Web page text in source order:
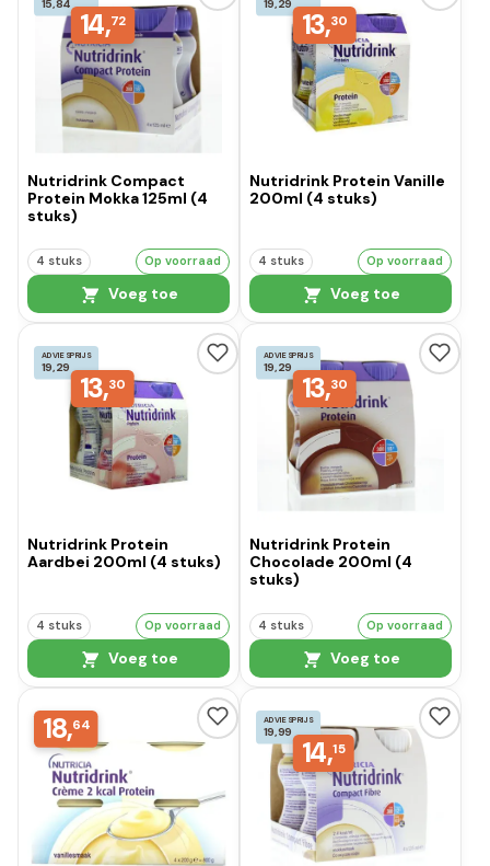
14,72
Nutridrink Compact
Protein Mokka 125ml (4
stuks)
4 stuks Op voorraad
Voeg toe
13,30
Nutridrink Protein Vanille
200ml (4 stuks)
4 stuks Op voorraad
Voeg toe
ADVIESPRIJS
19,29
13,30
Nutridrink Protein
Aardbei 200ml (4 stuks)
4 stuks Op voorraad
Voeg toe
ADVIESPRIJS
19,29
13,30
Nutridrink Protein
Chocolade 200ml (4
stuks)
4 stuks Op voorraad
Voeg toe
18,64 ADVIESPRIJS
19,99
14,15